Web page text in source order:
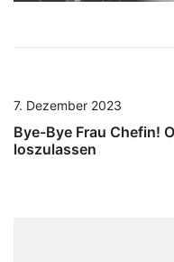
7. Dezember 2023
Bye-Bye Frau Chefin!
loszulassen